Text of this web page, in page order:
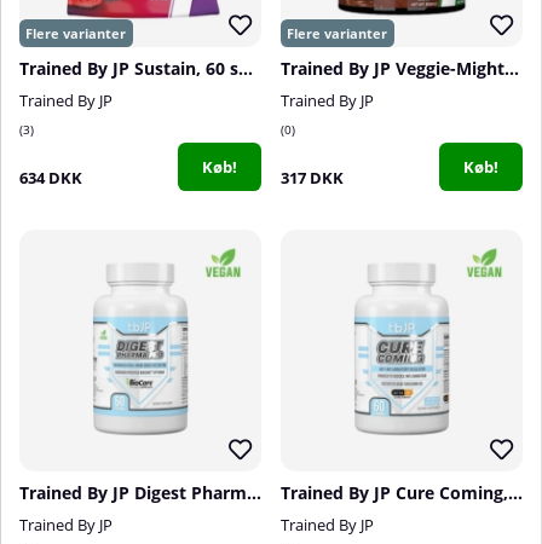
Trained By JP Sustain, 60 serv.
Trained By JP
3
634 DKK Køb!
Trained By JP Veggie-Might PRO, 30 serv.
Trained By JP
0
317 DKK Køb!
Trained By JP Digest Pharma Pro, 60 caps
Trained By JP
Trained By JP Cure Coming, 60 serv.
Trained By JP